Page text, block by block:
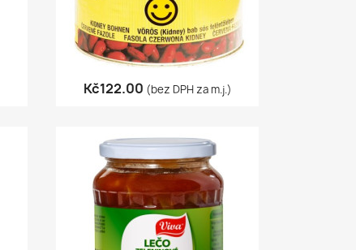
Quick view
Kč122.00 (bez DPH za m.j.)